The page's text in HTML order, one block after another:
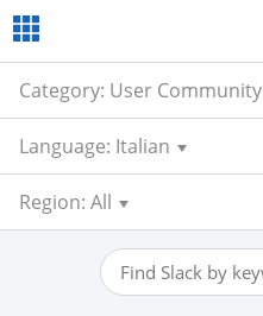
Category: User Community
Language: Italian
Region: All